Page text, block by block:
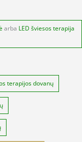
arba LED šviesos terapija
terapijos dovanų